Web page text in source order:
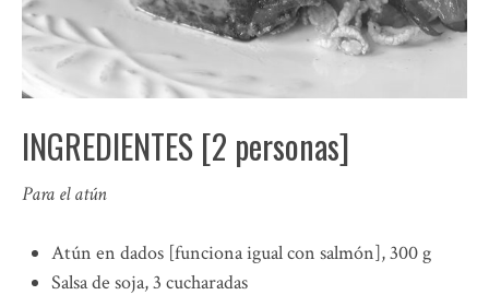
INGREDIENTES [2 personas]
Para el atún
Atún en dados [funciona igual con salmón], 300 g
Salsa de soja, 3 cucharadas